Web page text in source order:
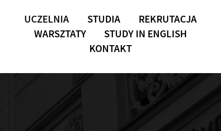
UCZELNIA STUDIA
REKRUTACJA
WARSZTATY
STUDY IN ENGLISH
KONTAKT